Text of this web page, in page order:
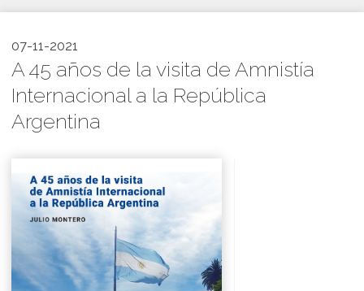
07-11-2021
A 45 años de la visita de Amnistía
Internacional a la República
Argentina